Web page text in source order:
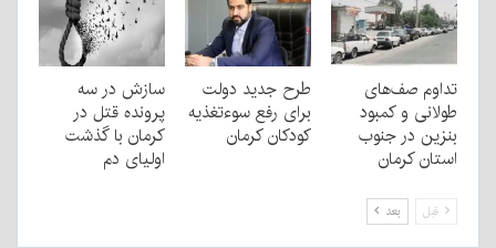
تداوم صف‌های
طولانی و کمبود
بنزین در جنوب
استان کرمان
طرح جدید دولت
برای رفع سوءتغذیه
کودکان کرمان
سازش در سه
پرونده قتل در
کرمان با گذشت
اولیای دم
قبل بعد